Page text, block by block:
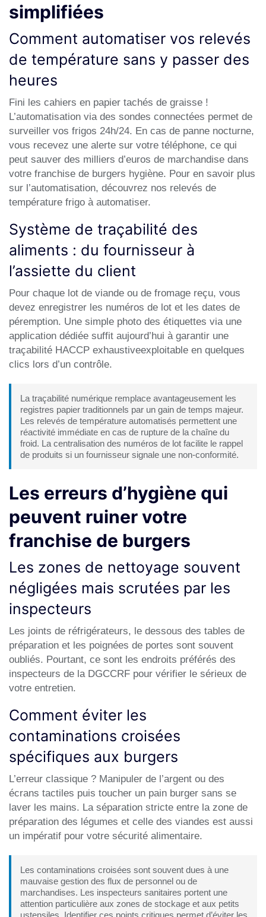
simplifiées
Comment automatiser vos relevés
de température sans y passer des
heures
Fini les cahiers en papier tachés de graisse !
L’automatisation via des sondes connectées permet de
surveiller vos frigos 24h/24. En cas de panne nocturne,
vous recevez une alerte sur votre téléphone, ce qui
peut sauver des milliers d’euros de marchandise dans
votre franchise de burgers hygiène. Pour en savoir plus
sur l’automatisation, découvrez nos relevés de
température frigo à automatiser.
Système de traçabilité des
aliments : du fournisseur à
l’assiette du client
Pour chaque lot de viande ou de fromage reçu, vous
devez enregistrer les numéros de lot et les dates de
péremption. Une simple photo des étiquettes via une
application dédiée suffit aujourd’hui à garantir une
traçabilité HACCP exhaustiveexploitable en quelques
clics lors d’un contrôle.
La traçabilité numérique remplace avantageusement les
registres papier traditionnels par un gain de temps majeur.
Les relevés de température automatisés permettent une
réactivité immédiate en cas de rupture de la chaîne du
froid. La centralisation des numéros de lot facilite le rappel
de produits si un fournisseur signale une non-conformité.
Les erreurs d’hygiène qui
peuvent ruiner votre
franchise de burgers
Les zones de nettoyage souvent
négligées mais scrutées par les
inspecteurs
Les joints de réfrigérateurs, le dessous des tables de
préparation et les poignées de portes sont souvent
oubliés. Pourtant, ce sont les endroits préférés des
inspecteurs de la DGCCRF pour vérifier le sérieux de
votre entretien.
Comment éviter les
contaminations croisées
spécifiques aux burgers
L’erreur classique ? Manipuler de l’argent ou des
écrans tactiles puis toucher un pain burger sans se
laver les mains. La séparation stricte entre la zone de
préparation des légumes et celle des viandes est aussi
un impératif pour votre sécurité alimentaire.
Les contaminations croisées sont souvent dues à une
mauvaise gestion des flux de personnel ou de
marchandises. Les inspecteurs sanitaires portent une
attention particulière aux zones de stockage et aux petits
ustensiles. Identifier ces points critiques permet d’éviter les